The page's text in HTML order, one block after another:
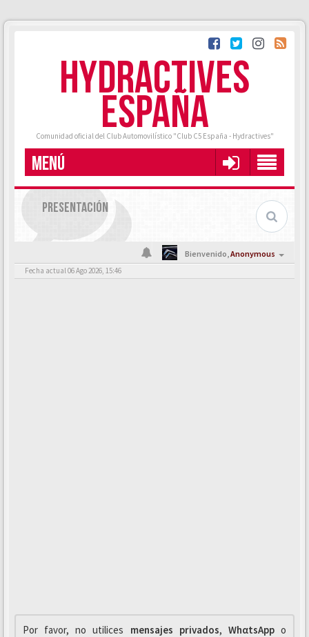
HYDRACTIVES
ESPAÑA
Comunidad oficial del Club Automovilístico "Club C5 España - Hydractives"
MENÚ
PRESENTACIÓN
Bienvenido,Anonymous
Fecha actual 06 Ago 2026, 15:46
Por favor, no utilices mensajes privados, WhαtsAppo